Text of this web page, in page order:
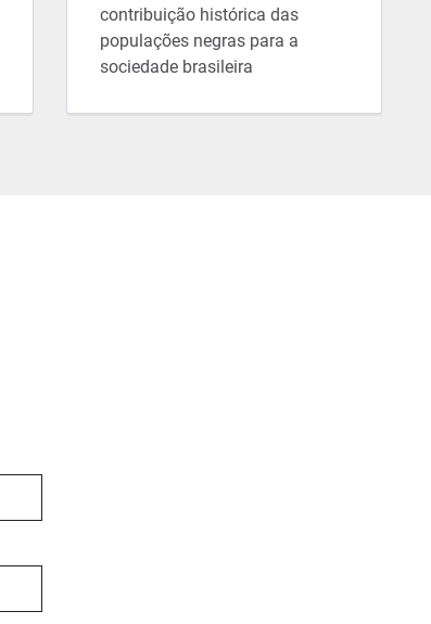
contribuição histórica das
populações negras para a
sociedade brasileira